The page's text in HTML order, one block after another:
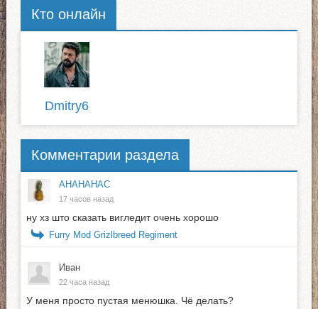
Кто онлайн
Dmitry6
Комментарии раздела
АНАНАНАС
17 часов назад
ну хз што сказать вигледит очень хорошо
Furry Mod Grizlbreed Regiment
Иван
22 часа назад
У меня просто пустая менюшка. Чё делать?